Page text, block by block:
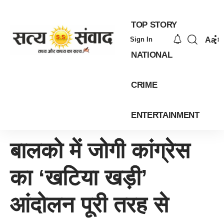
TOP STORY
NATIONAL
CRIME
ENTERTAINMENT
Sign In Aa
बालको में जोगी कांग्रेस
का ‘खटिया खड़ी’
आंदोलन पूरी तरह से